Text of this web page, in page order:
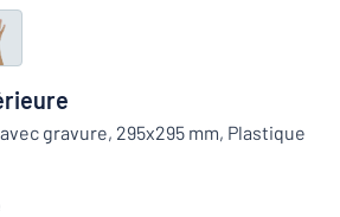
ce que vous cherchez ? À vous de
gravure, 295x295 mm, Plastique